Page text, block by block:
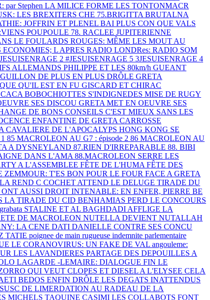
par Stephen LA MILICE FORME LES TONTONMACR
LES BREXITERS CHE 75.BRIGITTA BRUTALNA
JOFFRIN ET PLENEL BAI PLUS CON QUE VALS
POUPOULE 78. RACLEE JUPITERIENNE
LE FOULARDS ROUGES: MÊME LES MOUT AU
ECONOMIES; L APRES RADIO LONDRes: RADIO SOM
2 #JESUISENRAGE 5 3JESUISENRAGE 4
ALLEMANDS PHILIPPE ET LES 80km/h GUEANT
GUILLON DE PLUS EN PLUS DRÔLE GRETA
QU'IL EST EN FU GISCARD ET CHIRAC
BOBOCHIOTTES S'INDIGNEDES MISE DE RUGY
SES DISCOU GRETA MET EN OEUVRE SES
DE BONS CONSEILS C'EST MIEUX SANS LES
ENFANTINE DE GRETA CARROSSE
CAVALIERE DE L'APOCALYPS HONG KONG SE
85 MACROLEON AU G7 : épisode 2 86 MACROLEON AU
A DYSNEYLAND 87.RIEN D'IRREPARABLE 88. BIBI
DANS L'AMA 88.MACROLEON SERRE LES
A L'ASSEMBLEE FÊTE DE L'HUMA FÊTE DES
ZEMMOUR: T'ES BON POUR LE FOUR FACE A GRETA
REND C COCHET ATTEND LE DELUGE TIRADE DU
AUSSI DROIT INTENABLE: EN ENFER, PIERRE BE
LA TIRADE DU CID BENHAMIAS PERD LE CONCOURS
STALINE ET AL BAGHDADI AFFLIGE LA
DE MACROLEON NUTELLA DEVIENT NUTALLAH
LA CENE DATI DANIELLE CONTRE SES CONCU
TATIE poignee de main rugueuse indemnite parlementaire
LE CORANOVIRUS: UN FAKE DE VAL angouleme:
LES LAVANDIERES PARTAGE DES DEPOUILLES A
LAGARDE -LEMAIRE: DIALOGUE FIN LE
QUI VEUT CLOPES ET DIESEL A L'ELYSEE CELA
BEDOS ENFIN DRÔLE LES DEGATS INATTENDUS
DE LIMERDATION AU RADEAU DE LA
MICHELS TAQUINE CASIMI LES COLLABOTS FONT